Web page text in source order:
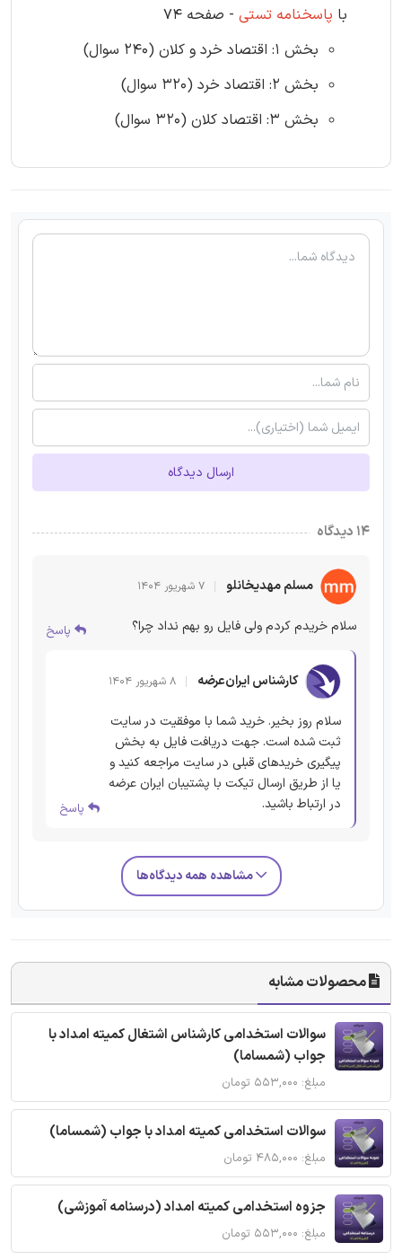
با پاسخنامه تستی - صفحه 74
بخش 1: اقتصاد خرد و کلان (240 سوال)
بخش 2: اقتصاد خرد (320 سوال)
بخش 3: اقتصاد کلان (320 سوال)
ارسال دیدگاه
۱۴ دیدگاه
مسلم مهدیخانلو ۷ شهریور ۱۴۰۴
سلام خریدم کردم ولی فایل رو بهم نداد چرا؟ پاسخ
کارشناس ایران‌عرضه ۸ شهریور ۱۴۰۴
سلام روز بخیر. خرید شما با موفقیت در سایت
ثبت شده است. جهت دریافت فایل به بخش
پیگیری خریدهای قبلی در سایت مراجعه کنید و
یا از طریق ارسال تیکت با پشتیبان ایران عرضه
در ارتباط باشید.
پاسخ
مشاهده همه دیدگاه‌ها
محصولات مشابه
سوالات استخدامی کارشناس اشتغال کمیته امداد با
جواب (شمساما)
مبلغ: ۵۵۳,۰۰۰ تومان
سوالات استخدامی کمیته امداد با جواب (شمساما)
مبلغ: ۴۸۵,۰۰۰ تومان
جزوه استخدامی کمیته امداد (درسنامه آموزشی)
مبلغ: ۵۵۳,۰۰۰ تومان